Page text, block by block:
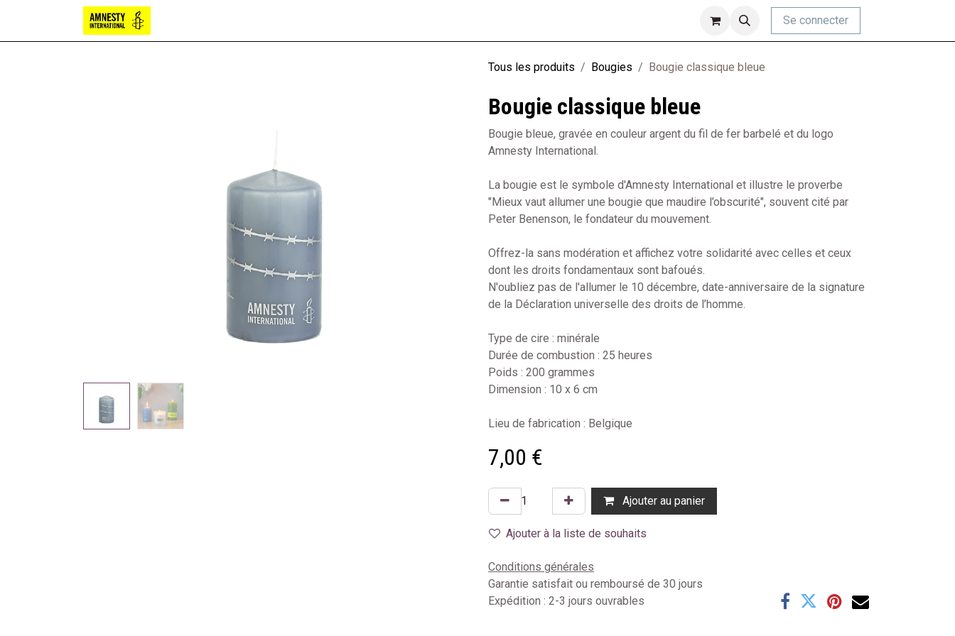
Se connecter
Tous les produits Bougies Bougie classique bleue
Bougie classique bleue
Bougie bleue, gravée en couleur argent du fil de fer barbelé et du logo
Amnesty International.
La bougie est le symbole d'Amnesty International et illustre le proverbe
"Mieux vaut allumer une bougie que maudire l’obscurité", souvent cité par
Peter Benenson, le fondateur du mouvement.
Offrez-la sans modération et affichez votre solidarité avec celles et ceux
dont les droits fondamentaux sont bafoués.
N'oubliez pas de l'allumer le 10 décembre, date-anniversaire de la signature
de la Déclaration universelle des droits de l’homme.
Type de cire : minérale
Durée de combustion : 25 heures
Poids : 200 grammes
Dimension : 10 x 6 cm
Lieu de fabrication : Belgique
7,00 €
Ajouter au panier
Ajouter à la liste de souhaits
Conditions générales
Garantie satisfait ou remboursé de 30 jours
Expédition : 2-3 jours ouvrables